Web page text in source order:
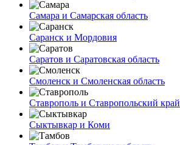
Самара и Самарская область
Саранск и Мордовия
Саратов и Саратовская область
Смоленск и Смоленская область
Ставрополь и Ставропольский край
Сыктывкар и Коми